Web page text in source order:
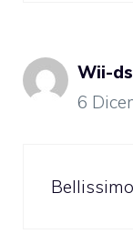
Wii-ds
6